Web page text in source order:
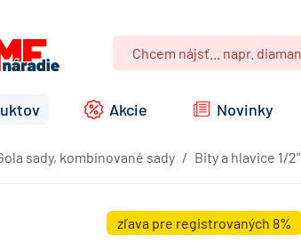
Akcie Novinky
sady, kombinované sady Bity a hlavice 1/2"
zľava pre registrovaných 8%